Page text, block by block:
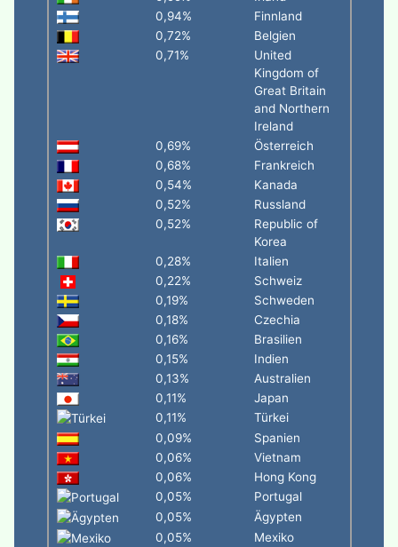
0,94%
Finnland
0,72%
Belgien
0,71%
United
Kingdom of
Great Britain
and Northern
Ireland
0,69%
Österreich
0,68%
Frankreich
0,54%
Kanada
0,52%
Russland
0,52%
Republic of
Korea
0,28%
Italien
0,22%
Schweiz
0,19%
Schweden
0,18%
Czechia
0,16%
Brasilien
0,15%
Indien
0,13%
Australien
0,11%
Japan
0,11%
Türkei
0,09%
Spanien
0,06%
Vietnam
0,06%
Hong Kong
0,05%
Portugal
0,05%
Ägypten
0,05%
Mexiko